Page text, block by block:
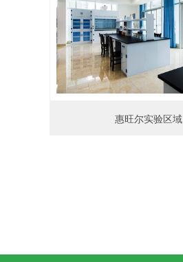
惠旺尔实验区域